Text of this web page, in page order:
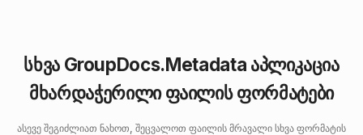
სხვა GroupDocs.Metadata აპლიკაცია
მხარდაჭერილი ფაილის ფორმატები
ასევე შეგიძლიათ ნახოთ, შეცვალოთ ფაილის მრავალი სხვა ფორმატის